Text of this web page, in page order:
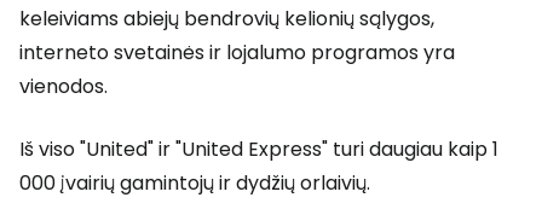
keleiviams abiejų bendrovių kelionių sąlygos,
interneto svetainės ir lojalumo programos yra
vienodos.
Iš viso "United" ir "United Express" turi daugiau kaip 1
000 įvairių gamintojų ir dydžių orlaivių.